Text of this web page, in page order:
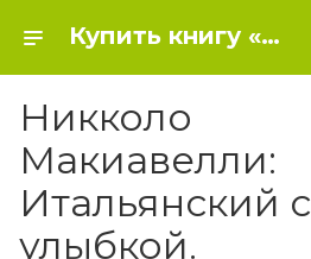
Купить книгу «Никколо Макиавелли: Итальянский с улыбкой. "Мандрагора"="La Mandragola"» 2014, Макиавелли Никколо - Итальянский язык
Никколо
Макиавелли:
Итальянский с
улыбкой.